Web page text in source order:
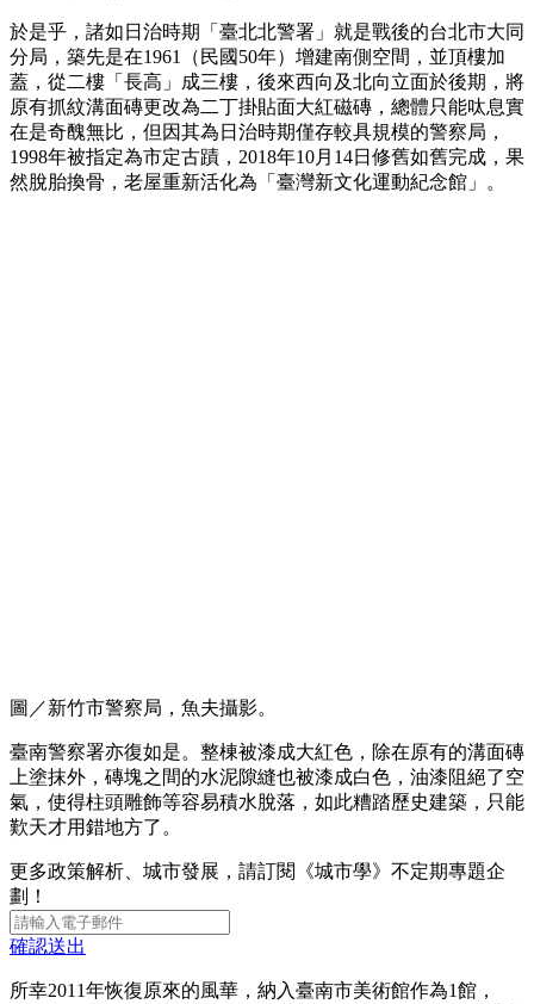
於是乎，諸如日治時期「臺北北警署」就是戰後的台北市大同
分局，築先是在1961（民國50年）增建南側空間，並頂樓加
蓋，從二樓「長高」成三樓，後來西向及北向立面於後期，將
原有抓紋溝面磚更改為二丁掛貼面大紅磁磚，總體只能呔息實
在是奇醜無比，但因其為日治時期僅存較具規模的警察局，
1998年被指定為市定古蹟，2018年10月14日修舊如舊完成，果
然脫胎換骨，老屋重新活化為「臺灣新文化運動紀念館」。
圖／新竹市警察局，魚夫攝影。
臺南警察署亦復如是。整棟被漆成大紅色，除在原有的溝面磚
上塗抹外，磚塊之間的水泥隙縫也被漆成白色，油漆阻絕了空
氣，使得柱頭雕飾等容易積水脫落，如此糟踏歷史建築，只能
歎天才用錯地方了。
更多政策解析、城市發展，請訂閱《城市學》不定期專題企
劃！
確認送出
所幸2011年恢復原來的風華，納入臺南市美術館作為1館，